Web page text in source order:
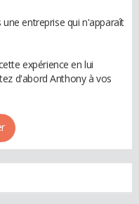
entreprise qui n'apparaît
expérience en lui
d'abord Anthony à vos